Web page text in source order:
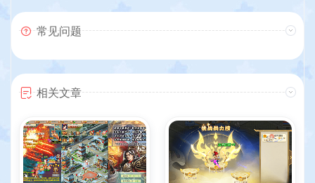
常见问题
相关文章